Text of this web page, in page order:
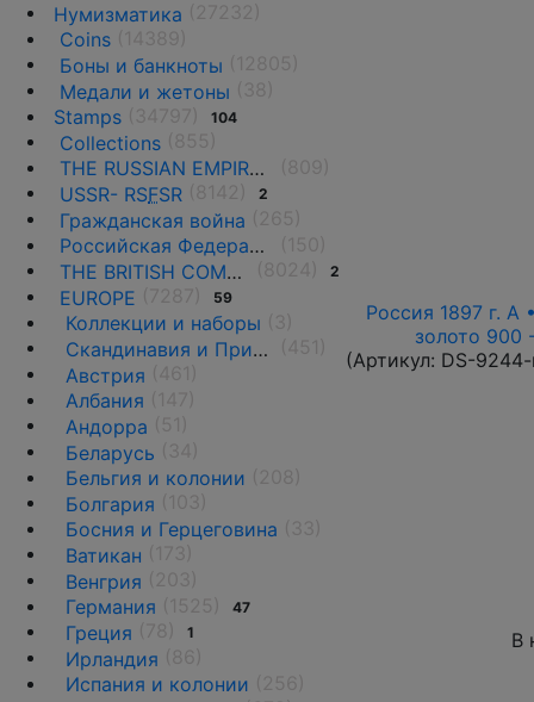
Нумизматика
Coins
Боны и банкноты
Медали и жетоны
Stamps
104
Collections
THE RUSSIAN EMPIRE UNTIL 1917.
USSR- RSFSR 2
Гражданская война
Российская Федерация(1992 г.-н.д.)
THE BRITISH COMMONWEALTH
2
EUROPE 59
Коллекции и наборы
Скандинавия и Прибалтика
Австрия
Албания
Андорра
Беларусь
Бельгия и колонии
Болгария
Босния и Герцеговина
Ватикан
Венгрия
Германия
47
Греция 1
Ирландия
Испания и колонии
Россия 1897 г. А
золото 900
(Артикул: DS-
В